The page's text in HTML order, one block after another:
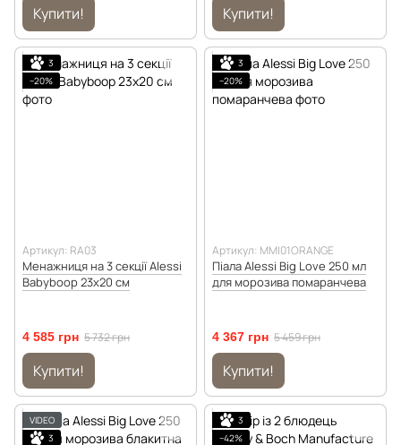
Купити! Купити!
3
−20%
Артикул: RA03
Менажниця на 3 секції Alessi
Babyboop 23х20 см
4 585 грн 5 732 грн
Купити!
3
−20%
Артикул: MMI01ORANGE
Піала Alessi Big Love 250 мл
для морозива помаранчева
4 367 грн 5 459 грн
Купити!
VIDEO
3
3
−42%